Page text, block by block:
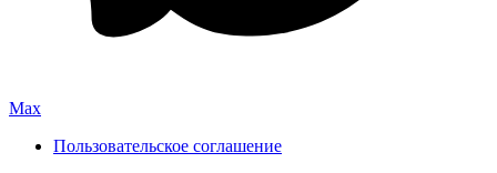
Max
Пользовательское соглашение